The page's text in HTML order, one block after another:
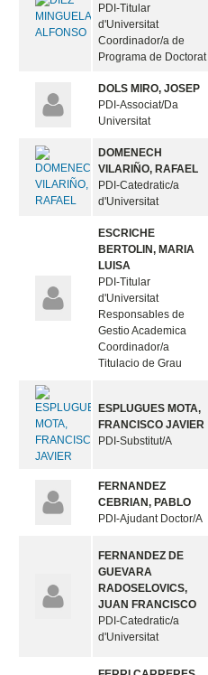
PDI-Titular
d'Universitat
Coordinador/a de
Programa de Doctorat
DOLS MIRO, JOSEP
PDI-Associat/Da
Universitat
DOMENECH
VILARIÑO, RAFAEL
PDI-Catedratic/a
d'Universitat
ESCRICHE
BERTOLIN, MARIA
LUISA
PDI-Titular
d'Universitat
Responsables de
Gestio Academica
Coordinador/a
Titulacio de Grau
ESPLUGUES MOTA,
FRANCISCO JAVIER
PDI-Substitut/A
FERNANDEZ
CEBRIAN, PABLO
PDI-Ajudant Doctor/A
FERNANDEZ DE
GUEVARA
RADOSELOVICS,
JUAN FRANCISCO
PDI-Catedratic/a
d'Universitat